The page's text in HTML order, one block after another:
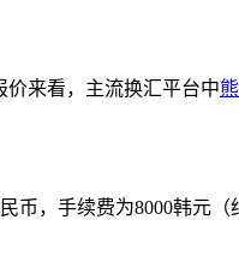
价来看，主流换汇平台中
币，手续费为8000韩元